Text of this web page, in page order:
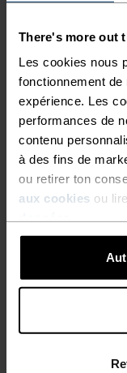
There's more out
Les cookies nous
fonctionnement
expérience. Les
performances de
contenu
à des fins de
ou retirer ton
aux cookies ou
Le collant de
composé de
possède une
qui apporte un
cuisses et sa
permettent
téléphérique au
ce modèle